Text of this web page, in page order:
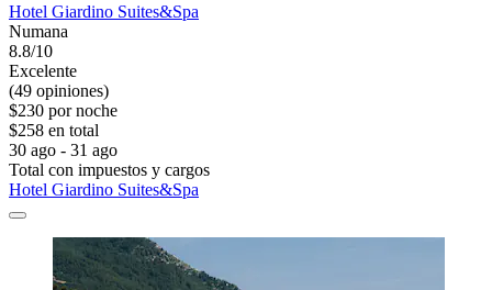
Hotel Giardino Suites&Spa
Numana
8.8/10
Excelente
(49 opiniones)
$230 por noche
$258 en total
30 ago - 31 ago
Total con impuestos y cargos
Hotel Giardino Suites&Spa